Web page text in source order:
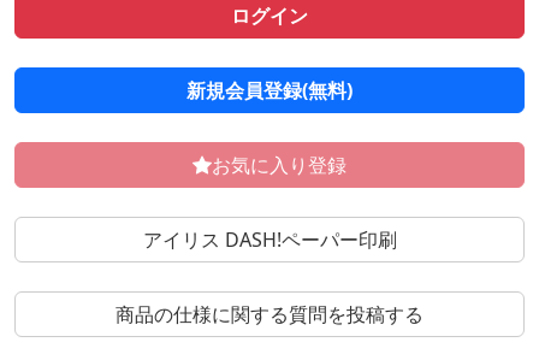
ログイン
新規会員登録(無料)
お気に入り登録
アイリス DASH!ペーパー印刷
商品の仕様に関する質問を投稿する